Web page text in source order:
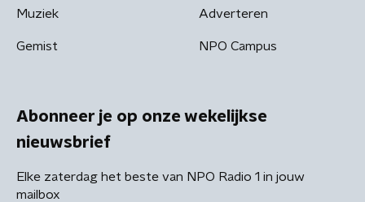
Muziek
Gemist
Adverteren
NPO Campus
Abonneer je op onze wekelijkse
nieuwsbrief
Elke zaterdag het beste van NPO Radio 1 in jouw
mailbox